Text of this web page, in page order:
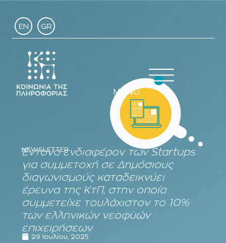
EN GR
MENU
NEWSLETTER
Έντονο ενδιαφέρον των Startups
για συμμετοχή σε Δημόσιους
διαγωνισμούς καταδεικνύει
έρευνα της ΚτΠ, στην οποία
συμμετείχε τουλάχιστον το 10%
των ελληνικών νεοφϋών
επιχειρήσεων
29 Ιουλίου, 2025